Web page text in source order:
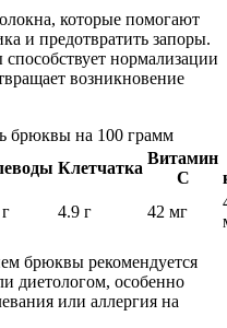
которые помогают
и предотвратить запоры.
нормализации
возникновение
брюквы на 100 грамм
Клетчатка
Витамин
С
4.9 г 42 мг
брюквы рекомендуется
диетологом, особенно
или аллергия на